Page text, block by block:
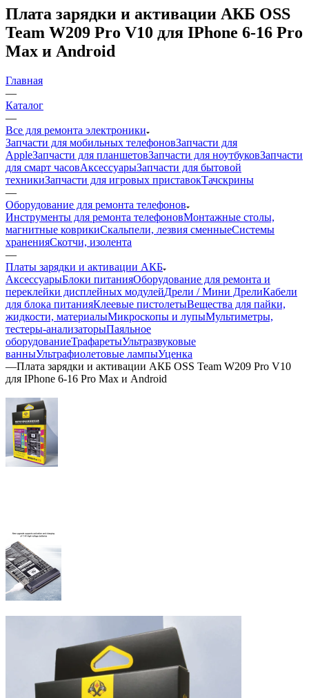
Плата зарядки и активации АКБ OSS
Team W209 Pro V10 для IPhone 6-16 Pro
Max и Android
Главная
—
Каталог
—
Все для ремонта электроники
Запчасти для мобильных телефоновЗапчасти для
AppleЗапчасти для планшетовЗапчасти для ноутбуковЗапчасти
для смарт часов АксессуарыЗапчасти для бытовой
техникиЗапчасти для игровых приставокТачскрины
—
Оборудование для ремонта телефонов
Инструменты для ремонта телефоновМонтажные столы,
магнитные коврикиСкальпели, лезвия сменныеСистемы
храненияСкотчи, изолента
—
Платы зарядки и активации АКБ
АксессуарыБлоки питанияОборудование для ремонта и
переклейки дисплейных модулейДрели / Мини ДрелиКабели
для блока питанияКлеевые пистолетыВещества для пайки,
жидкости, материалыМикроскопы и лупыМультиметры,
тестеры-анализаторыПаяльное
оборудованиеТрафаретыУльтразвуковые
ванныУльтрафиолетовые лампыУценка
—Плата зарядки и активации АКБ OSS Team W209 Pro V10
для IPhone 6-16 Pro Max и Android